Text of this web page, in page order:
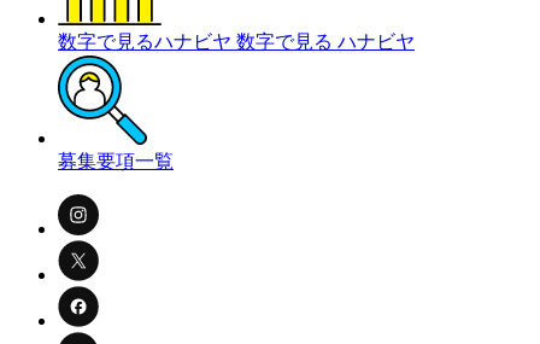
数字で見るハナビヤ 数字で見る ハナビヤ
募集要項一覧